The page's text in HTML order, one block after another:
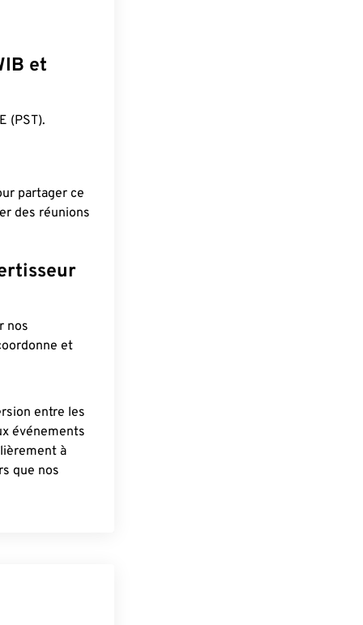
et
(PST).
partager ce
des réunions
nos
et
entre les
événements
à
que nos